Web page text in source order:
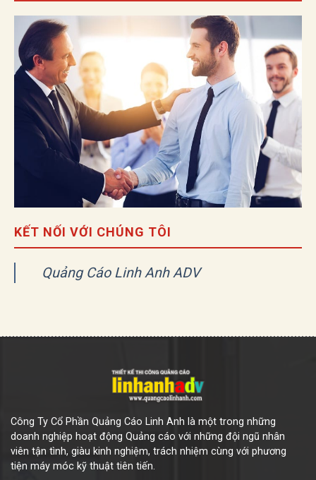
KẾT NỐI VỚI CHÚNG TÔI
Quảng Cáo Linh Anh ADV
Công Ty Cổ Phần Quảng Cáo Linh Anh là một trong những
doanh nghiệp hoạt động Quảng cáo với những đội ngũ nhân
viên tận tình, giàu kinh nghiệm, trách nhiệm cùng với phương
tiện máy móc kỹ thuật tiên tiến.